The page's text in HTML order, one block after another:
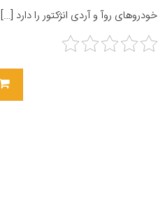
خودروهای روآ و آردی انژکتور را دارد […]